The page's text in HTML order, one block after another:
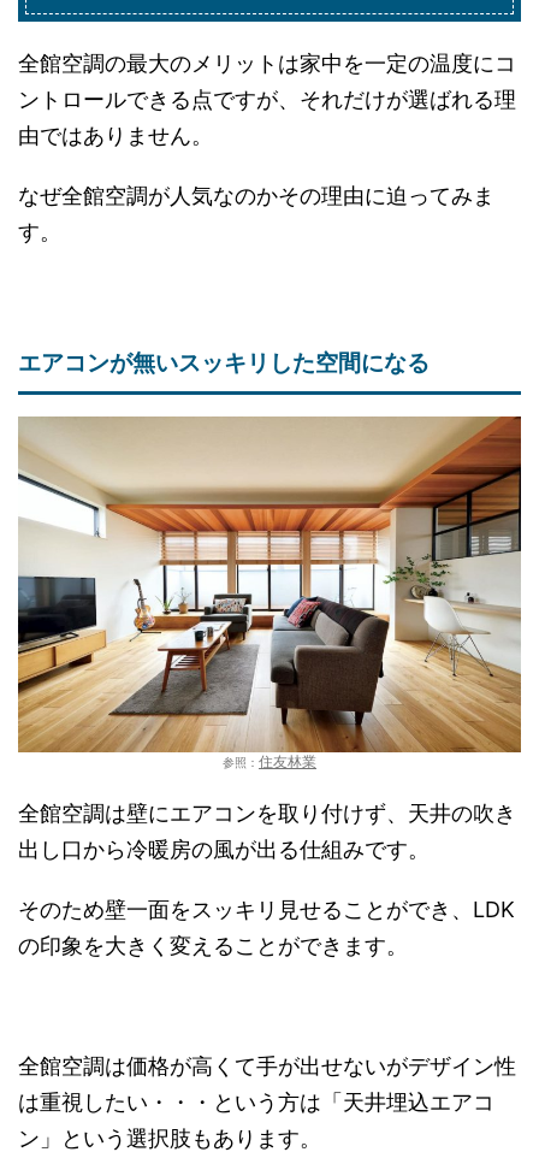
全館空調の最大のメリットは家中を一定の温度にコ
ントロールできる点ですが、それだけが選ばれる理
由ではありません。
なぜ全館空調が人気なのかその理由に迫ってみま
す。
エアコンが無いスッキリした空間になる
参照： 住友林業
全館空調は壁にエアコンを取り付けず、天井の吹き
出し口から冷暖房の風が出る仕組みです。
そのため壁一面をスッキリ見せることができ、LDK
の印象を大きく変えることができます。
全館空調は価格が高くて手が出せないがデザイン性
は重視したい・・・という方は「天井埋込エアコ
ン」という選択肢もあります。